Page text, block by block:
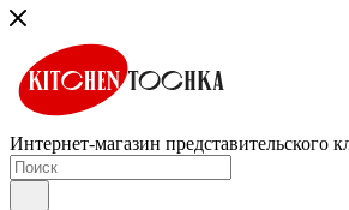
Интернет-магазин представительского